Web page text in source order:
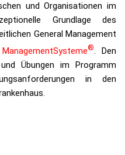
und Organisationen im
Grundlage des
General Management
®. Den
Übungen im Programm
in den